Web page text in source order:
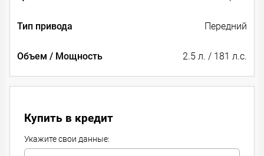
Тип привода Передний
Объем / Мощность 2.5 л. / 181 л.с.
Купить в кредит
Укажите свои данные: